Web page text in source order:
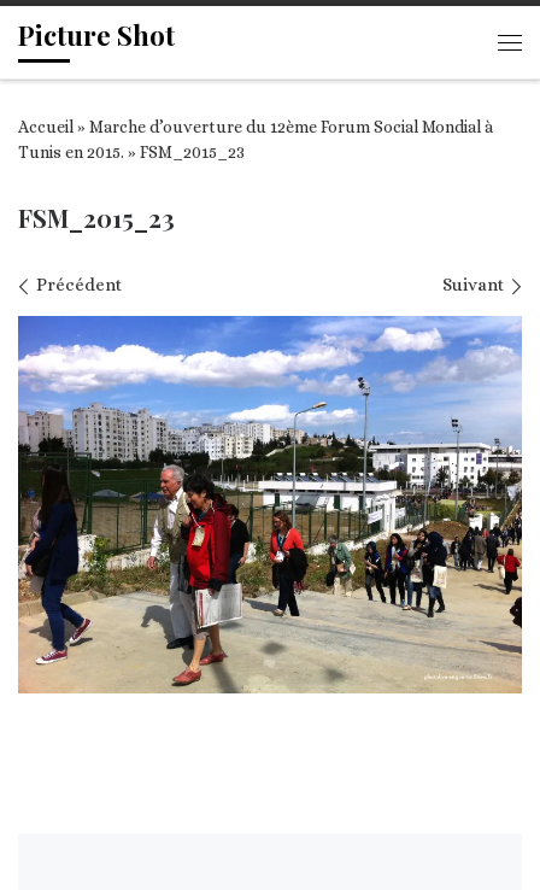
Passer au contenu
Picture Shot
Accueil» Marche d’ouverture du 12ème Forum Social Mondial à
Tunis en 2015. » FSM_2015_23
FSM_2015_23
Navigation des images
Précédent Suivant